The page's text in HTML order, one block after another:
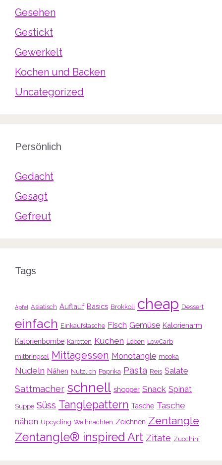
Gesehen
Gestickt
Gewerkelt
Kochen und Backen
Uncategorized
Persönlich
Gedacht
Gesagt
Gefreut
Tags
Apfel Asiatisch Auflauf Basics Brokkoli cheap Dessert
einfach Einkaufstasche Fisch Gemüse Kalorienarm
Kalorienbombe Karotten Kuchen Leben LowCarb
mitbringsel Mittagessen Monotangle mooka
Nudeln Nähen Nützlich Paprika Pasta Reis Salate
Sattmacher schnell shopper Snack Spinat
Suppe Süss Tanglepattern Tasche Tasche
nähen Upcycling Weihnachten Zeichnen Zentangle
Zentangle® inspired Art Zitate Zucchini